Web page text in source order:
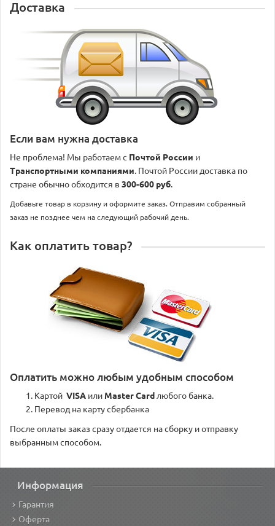
Доставка
Если вам нужна доставка
Не проблема! Мы работаем с Почтой России и
Транспортными компаниями. Почтой России доставка по
стране обычно обходится в 300-600 руб.
Добавьте товар в корзину и оформите заказ. Отправим собранный
заказ не позднее чем на следующий рабочий день.
Как оплатить товар?
Оплатить можно любым удобным способом
Картой VISA или Master Card любого банка.
Перевод на карту сбербанка
После оплаты заказ сразу отдается на сборку и отправку
выбранным способом.
Информация
Гарантия
Оферта